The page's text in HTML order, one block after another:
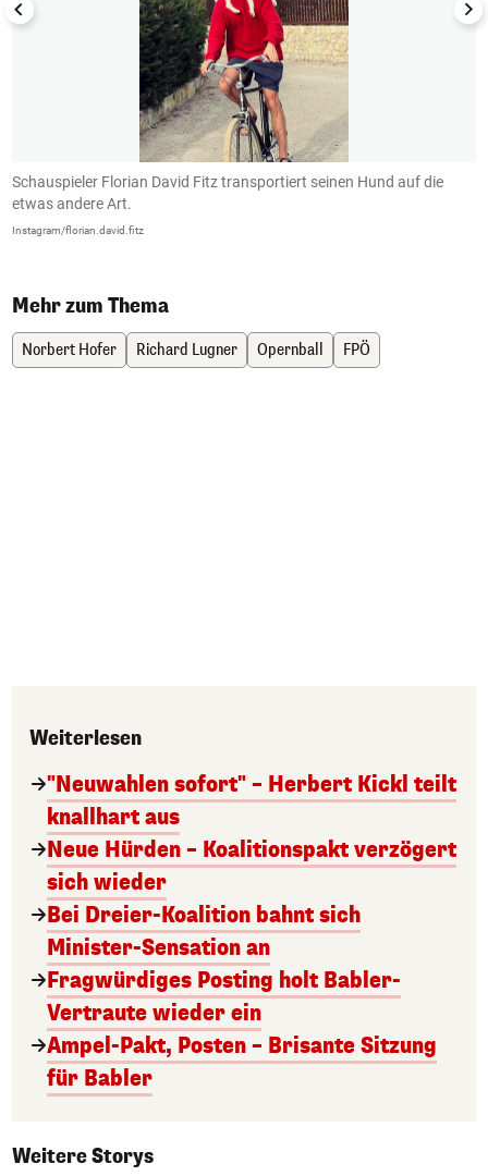
Schauspieler Florian David Fitz transportiert seinen Hund auf die
etwas andere Art.
Instagram/florian.david.fitz
Mehr zum Thema
Norbert Hofer Richard Lugner Opernball FPÖ
Weiterlesen
"Neuwahlen sofort" – Herbert Kickl teilt
knallhart aus
Neue Hürden – Koalitionspakt verzögert
sich wieder
Bei Dreier-Koalition bahnt sich
Minister-Sensation an
Fragwürdiges Posting holt Babler-
Vertraute wieder ein
Ampel-Pakt, Posten – Brisante Sitzung
für Babler
Weitere Storys